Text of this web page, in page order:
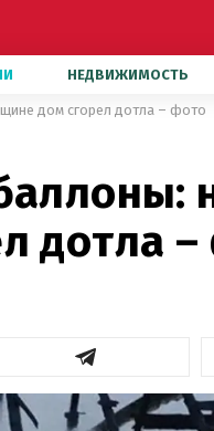
НЕДВИЖИМОСТЬ
дом сгорел дотла – фото
дотла